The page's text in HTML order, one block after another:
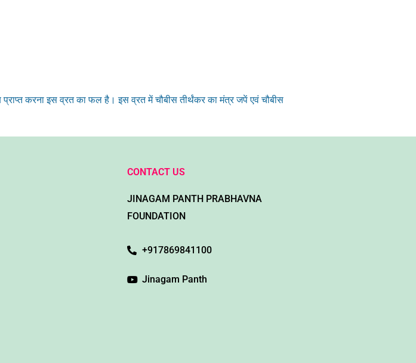
करना इस व्रत का फल है। इस व्रत में चौबीस तीर्थंकर का मंत्र जपें एवं चौबीस
CONTACT US
JINAGAM PANTH PRABHAVNA
FOUNDATION
+917869841100
Jinagam Panth